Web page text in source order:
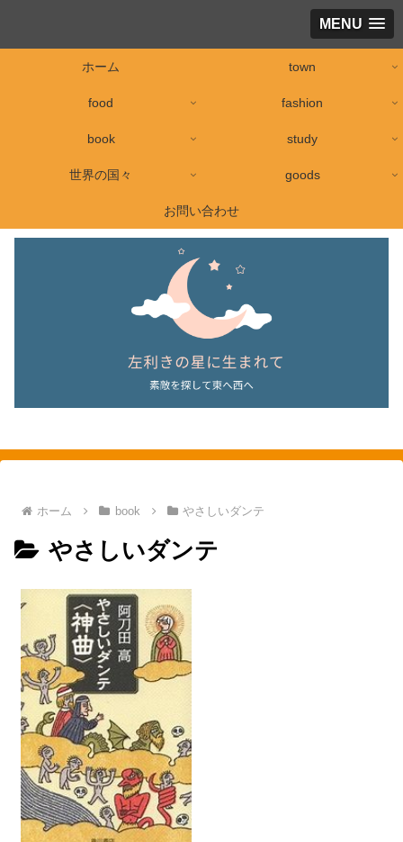
MENU
ホーム town
food fashion
book study
世界の国々 goods
お問い合わせ
ホーム book やさしいダンテ
やさしいダンテ